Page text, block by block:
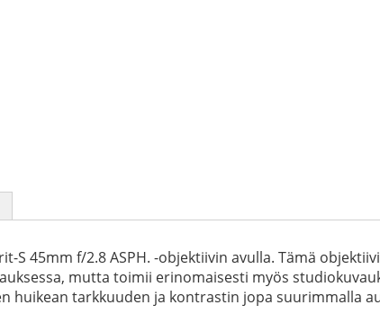
S 45mm f/2.8 ASPH. -objektiivin avulla. Tämä
mutta toimii erinomaisesti myös
huikean tarkkuuden ja kontrastin jopa suurimmalla